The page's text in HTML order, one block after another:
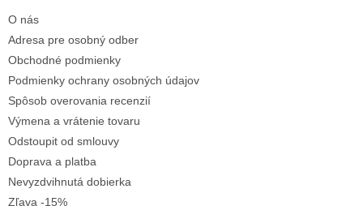
O nás
Adresa pre osobný odber
Obchodné podmienky
Podmienky ochrany osobných údajov
Spôsob overovania recenzií
Výmena a vrátenie tovaru
Odstoupit od smlouvy
Doprava a platba
Nevyzdvihnutá dobierka
Zľava -15%